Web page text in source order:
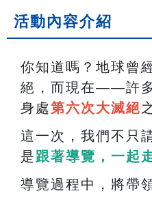
活動內容介紹
你知道嗎？地球曾
絕，而現在——許
身處第六次大滅絕
這一次，我們不只
是跟著導覽，一起
導覽過程中，將帶